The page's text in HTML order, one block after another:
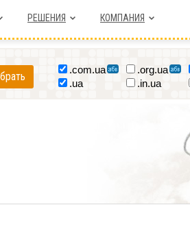
РЕШЕНИЯ КОМПАНИЯ
.com.ua .org.ua
.ua
.in.ua